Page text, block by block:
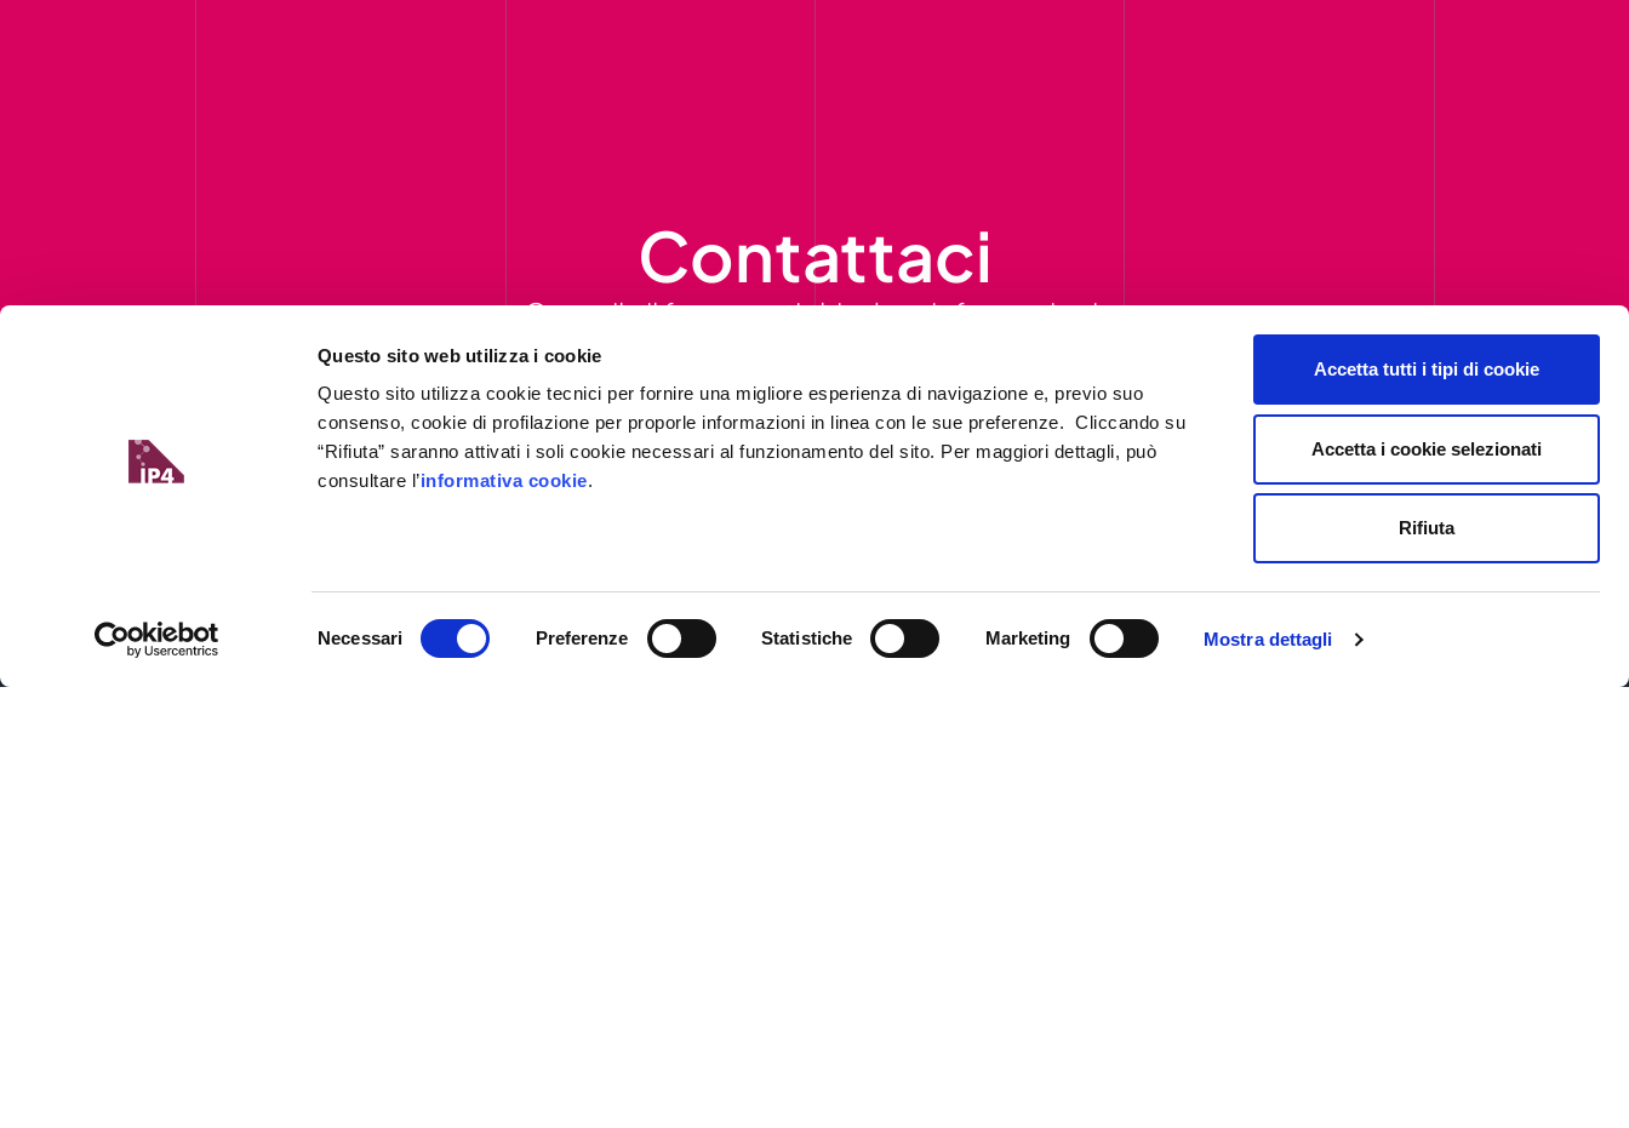
Questo sito web utilizza i cookie
Questo sito utilizza cookie tecnici per fornire una migliore esperienza di navigazione e, previo suo
consenso, cookie di profilazione per proporle informazioni in linea con le sue preferenze. Cliccando su
“Rifiuta” saranno attivati i soli cookie necessari al funzionamento del sito. Per maggiori dettagli, può
consultare l’informativa cookie.
Necessari Preferenze Statistiche Marketing Mostra dettagli
Accetta tutti i tipi di cookie
Accetta i cookie selezionati
Rifiuta
Contattaci
Compila il form per richiedere informazioni,
Contattaci